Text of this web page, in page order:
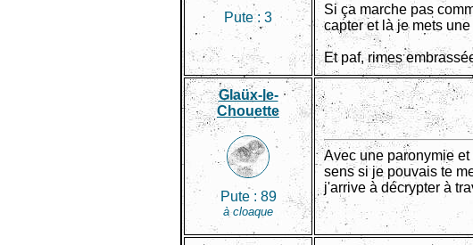
Pute : 3
Si ça marche pas
capter et là je mets
Et paf, rimes
Glaüx-le-
Chouette
Pute : 89
à cloaque
Avec une paronymie
sens si je pouvais te
j'arrive à décrypter à